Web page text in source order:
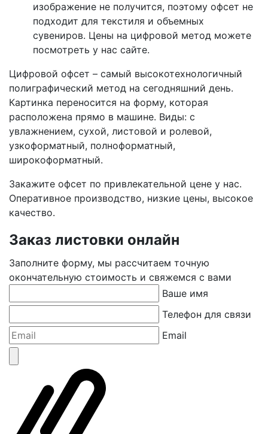
изображение не получится, поэтому офсет не
подходит для текстиля и объемных
сувениров. Цены на цифровой метод можете
посмотреть у нас сайте.
Цифровой офсет – самый высокотехнологичный
полиграфический метод на сегодняшний день.
Картинка переносится на форму, которая
расположена прямо в машине. Виды: с
увлажнением, сухой, листовой и ролевой,
узкоформатный, полноформатный,
широкоформатный.
Закажите офсет по привлекательной цене у нас.
Оперативное производство, низкие цены, высокое
качество.
Заказ листовки онлайн
Заполните форму, мы рассчитаем точную
окончательную стоимость и свяжемся с вами
Ваше имя
Телефон для связи
Email